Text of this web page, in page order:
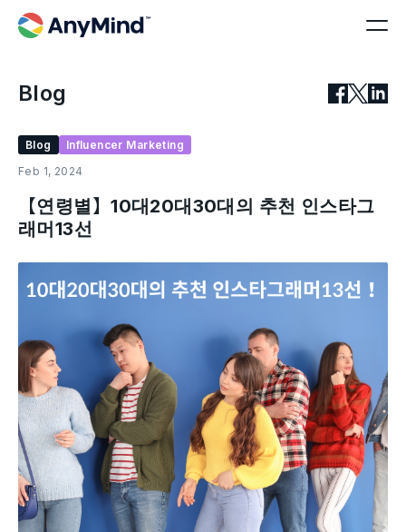
Blog
Blog
Influencer Marketing
Feb 1, 2024
【연령별】10대20대30대의 추천 인스타그
래머13선